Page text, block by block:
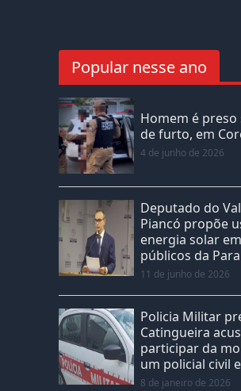
Popular nesse ano
Homem é
de furto, em
4 de junho de 2026
Deputado do
Piancó propõe
energia solar
públicos da
11 de junho de 2026
Policia Militar
Catingueira
participar da
um policial civil
8 de janeiro de 2026